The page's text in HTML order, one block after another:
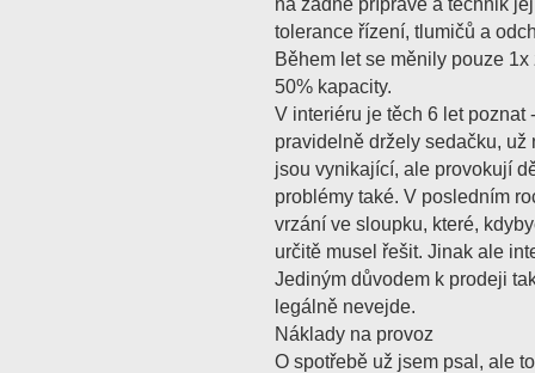
na žádné přípravě a technik
tolerance řízení, tlumičů a
Během let se měnily pouze
50% kapacity.
V interiéru je těch 6 let poznat
pravidelně držely sedačku, už
jsou vynikající, ale provokují
problémy také. V posledním
vrzání ve sloupku, které,
určitě musel řešit. Jinak ale
Jediným důvodem k prodeji
legálně nevejde.
Náklady na provoz
O spotřebě už jsem psal, ale